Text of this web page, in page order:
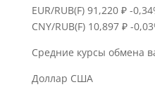
EUR/RUB(F) 91,220 ₽ -
CNY/RUB(F) 10,897 ₽ -
Средние курсы обмена
Доллар США